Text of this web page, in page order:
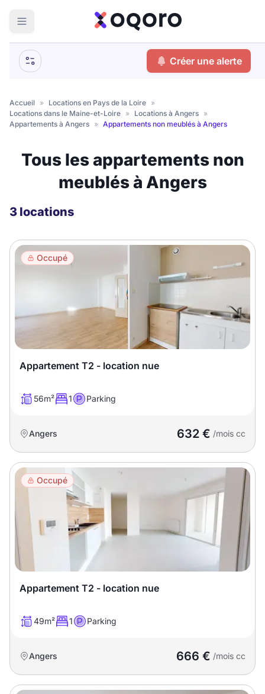
Votre
Que recherchez-vous ?
Coliving
Meublé ?
Meublé Non meublé
Montant du loyer
€
Nombre de pièces
T2 T3 T4 T5
T6 T7 T8
T11 T12
T13 T14 T15
T16
Superficie
Nombre de chambres
recherche
Créer une alerte
Accueil » Locations en Pays de la Loire »
Locations dans le Maine-et-Loire » Locations à Angers »
Appartements à Angers » Appartements non meublés à Angers
Tous les appartements non
meublés à Angers
3 locations
Occupé
Appartement T2 - location nue
56m² 1 Parking
Angers 632 € /mois cc
Occupé
Appartement T2 - location nue
49m² 1 Parking
Angers 666 € /mois cc